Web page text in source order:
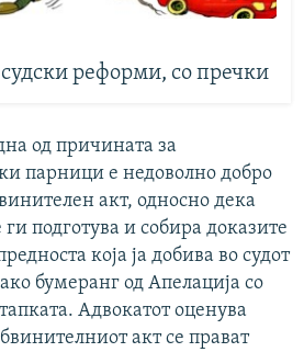
реформи, со пречки
од причината за
парници е недоволно добро
акт, односно дека
подготува и собира доказите
која ја добива во судот
бумеранг од Апелација со
Адвокатот оценува
акт се прават